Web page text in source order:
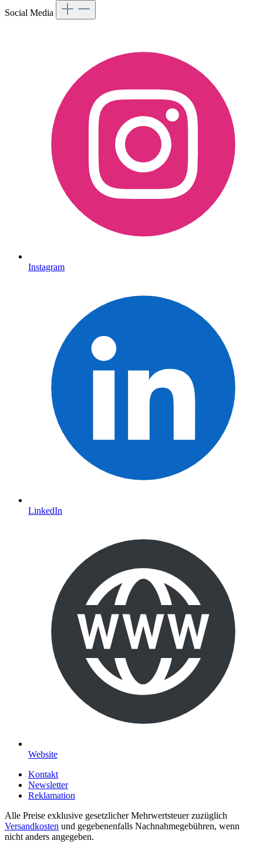
Social Media
Instagram
LinkedIn
Website
Kontakt
Newsletter
Reklamation
Alle Preise exklusive gesetzlicher Mehrwertsteuer zuzüglich
Versandkosten und gegebenenfalls Nachnahmegebühren, wenn
nicht anders angegeben.